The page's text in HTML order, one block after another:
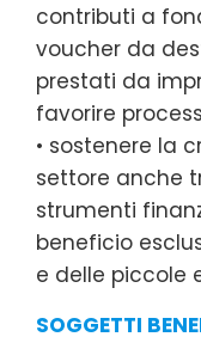
contributi a
voucher da
prestati da
favorire
• sostenere la
settore anche
strumenti
beneficio
e delle piccole
SOGGETTI